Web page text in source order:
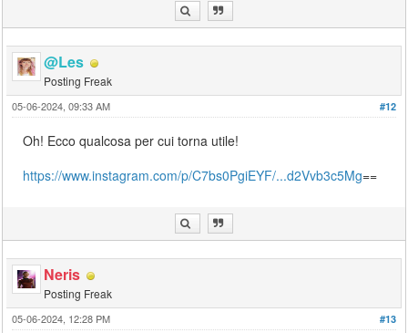
@Les
Posting Freak
#12
05-06-2024, 09:33 AM
Oh! Ecco qualcosa per cui torna utile!
https://www.instagram.com/p/C7bs0PgiEYF/...d2Vvb3c5Mg==
Neris
Posting Freak
#13
05-06-2024, 12:28 PM